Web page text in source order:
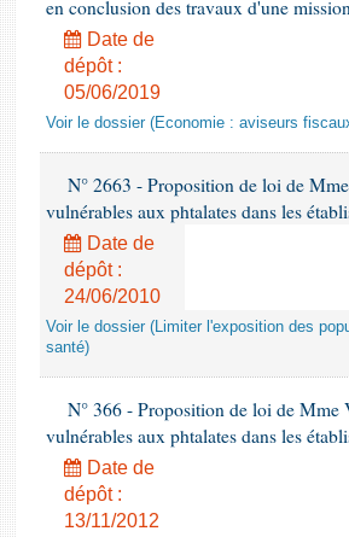
en conclusion des travaux d'une
Date de
dépôt :
05/06/2019
Voir le dossier (Economie : aviseurs
N° 2663 - Proposition de loi de
vulnérables aux phtalates dans les
Date de
dépôt :
24/06/2010
Voir le dossier (Limiter l'exposition des
santé)
N° 366 - Proposition de loi de Mme
vulnérables aux phtalates dans les
Date de
dépôt :
13/11/2012